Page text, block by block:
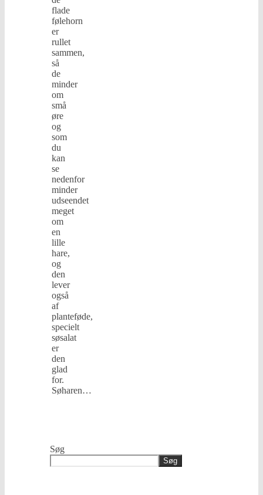
flade
følehorn
er
rullet
sammen,
så
de
minder
om
små
øre
og
som
du
kan
se
nedenfor
minder
udseendet
meget
om
en
lille
hare,
og
den
lever
også
af
planteføde,
specielt
søsalat
er
den
glad
for.
Søharen…
Søg
Søg